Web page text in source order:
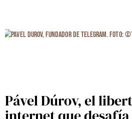
Pável Dúrov, el